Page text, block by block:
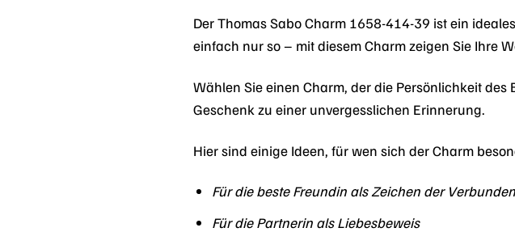
Der Thomas Sabo Charm 1658-414-39 ist ein
einfach nur so – mit diesem Charm zeigen Sie Ihre
Wählen Sie einen Charm, der die Persönlichkeit
Geschenk zu einer unvergesslichen Erinnerung.
Hier sind einige Ideen, für wen sich der Charm
Für die beste Freundin als Zeichen der
Für die Partnerin als Liebesbeweis